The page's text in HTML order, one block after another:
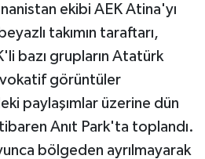
ekibi AEK Atina'yı
takımın taraftarı,
bazı grupların Atatürk
görüntüler
paylaşımlar üzerine dün
Anıt Park'ta toplandı.
bölgeden ayrılmayarak